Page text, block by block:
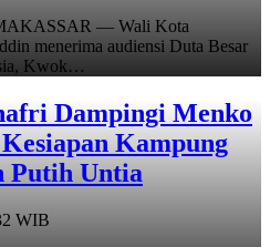
— Wali Kota
menerima audiensi Duta Besar
Kwok…
Dampingi Menko
Kampung
Putih Untia
WIB